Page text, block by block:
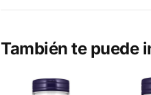
También te puede